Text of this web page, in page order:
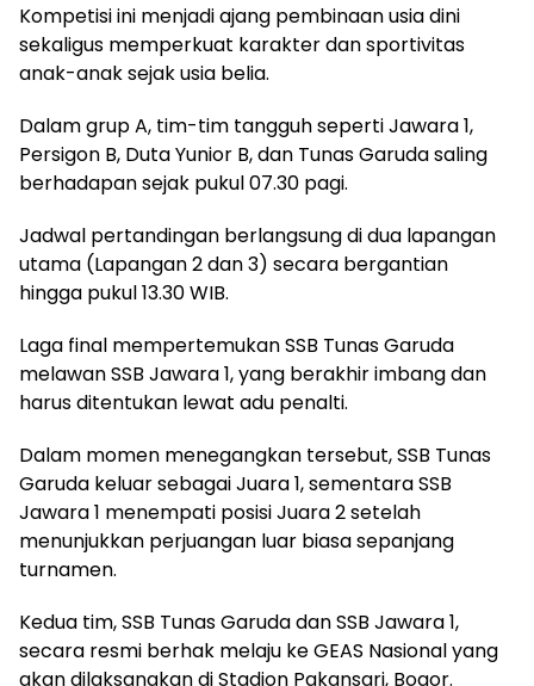
Kompetisi ini menjadi ajang pembinaan usia dini
sekaligus memperkuat karakter dan sportivitas
anak-anak sejak usia belia.
Dalam grup A, tim-tim tangguh seperti Jawara 1,
Persigon B, Duta Yunior B, dan Tunas Garuda saling
berhadapan sejak pukul 07.30 pagi.
Jadwal pertandingan berlangsung di dua lapangan
utama (Lapangan 2 dan 3) secara bergantian
hingga pukul 13.30 WIB.
Laga final mempertemukan SSB Tunas Garuda
melawan SSB Jawara 1, yang berakhir imbang dan
harus ditentukan lewat adu penalti.
Dalam momen menegangkan tersebut, SSB Tunas
Garuda keluar sebagai Juara 1, sementara SSB
Jawara 1 menempati posisi Juara 2 setelah
menunjukkan perjuangan luar biasa sepanjang
turnamen.
Kedua tim, SSB Tunas Garuda dan SSB Jawara 1,
secara resmi berhak melaju ke GEAS Nasional yang
akan dilaksanakan di Stadion Pakansari, Bogor.